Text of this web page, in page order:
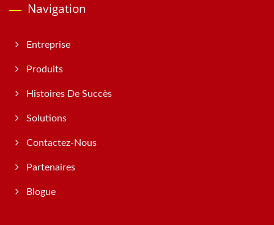
Navigation
Entreprise
Produits
Histoires De Succès
Solutions
Contactez-Nous
Partenaires
Blogue